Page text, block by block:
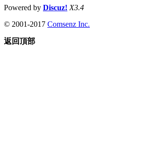
Powered by Discuz! X3.4
© 2001-2017 Comsenz Inc.
返回頂部